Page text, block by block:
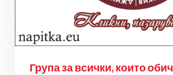
Група за всички, които